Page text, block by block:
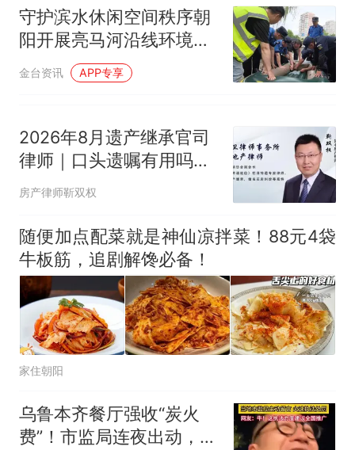
守护滨水休闲空间秩序朝
阳开展亮马河沿线环境秩
序综合整治
金台资讯 APP专享
2026年8月遗产继承官司
律师｜口头遗嘱有用吗？
朝阳法院判决说透了
房产律师靳双权
随便加点配菜就是神仙凉拌菜！88元4袋
牛板筋，追剧解馋必备！
家住朝阳
乌鲁本齐餐厅强收“炭火
费”！市监局连夜出动，老